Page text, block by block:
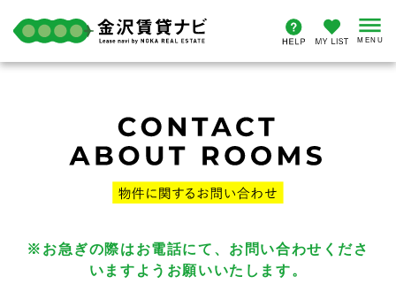
※お急ぎの際はお電話にて、お問い合わせくださ
いますようお願いいたします。